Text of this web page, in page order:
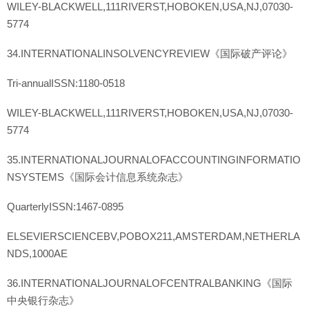
WILEY-BLACKWELL,111RIVERST,HOBOKEN,USA,NJ,07030-
5774
34.INTERNATIONALINSOLVENCYREVIEW《国际破产评论》
Tri-annualISSN:1180-0518
WILEY-BLACKWELL,111RIVERST,HOBOKEN,USA,NJ,07030-
5774
35.INTERNATIONALJOURNALOFACCOUNTINGINFORMATIO
NSYSTEMS《国际会计信息系统杂志》
QuarterlyISSN:1467-0895
ELSEVIERSCIENCEBV,POBOX211,AMSTERDAM,NETHERLA
NDS,1000AE
36.INTERNATIONALJOURNALOFCENTRALBANKING《国际
中央银行杂志》